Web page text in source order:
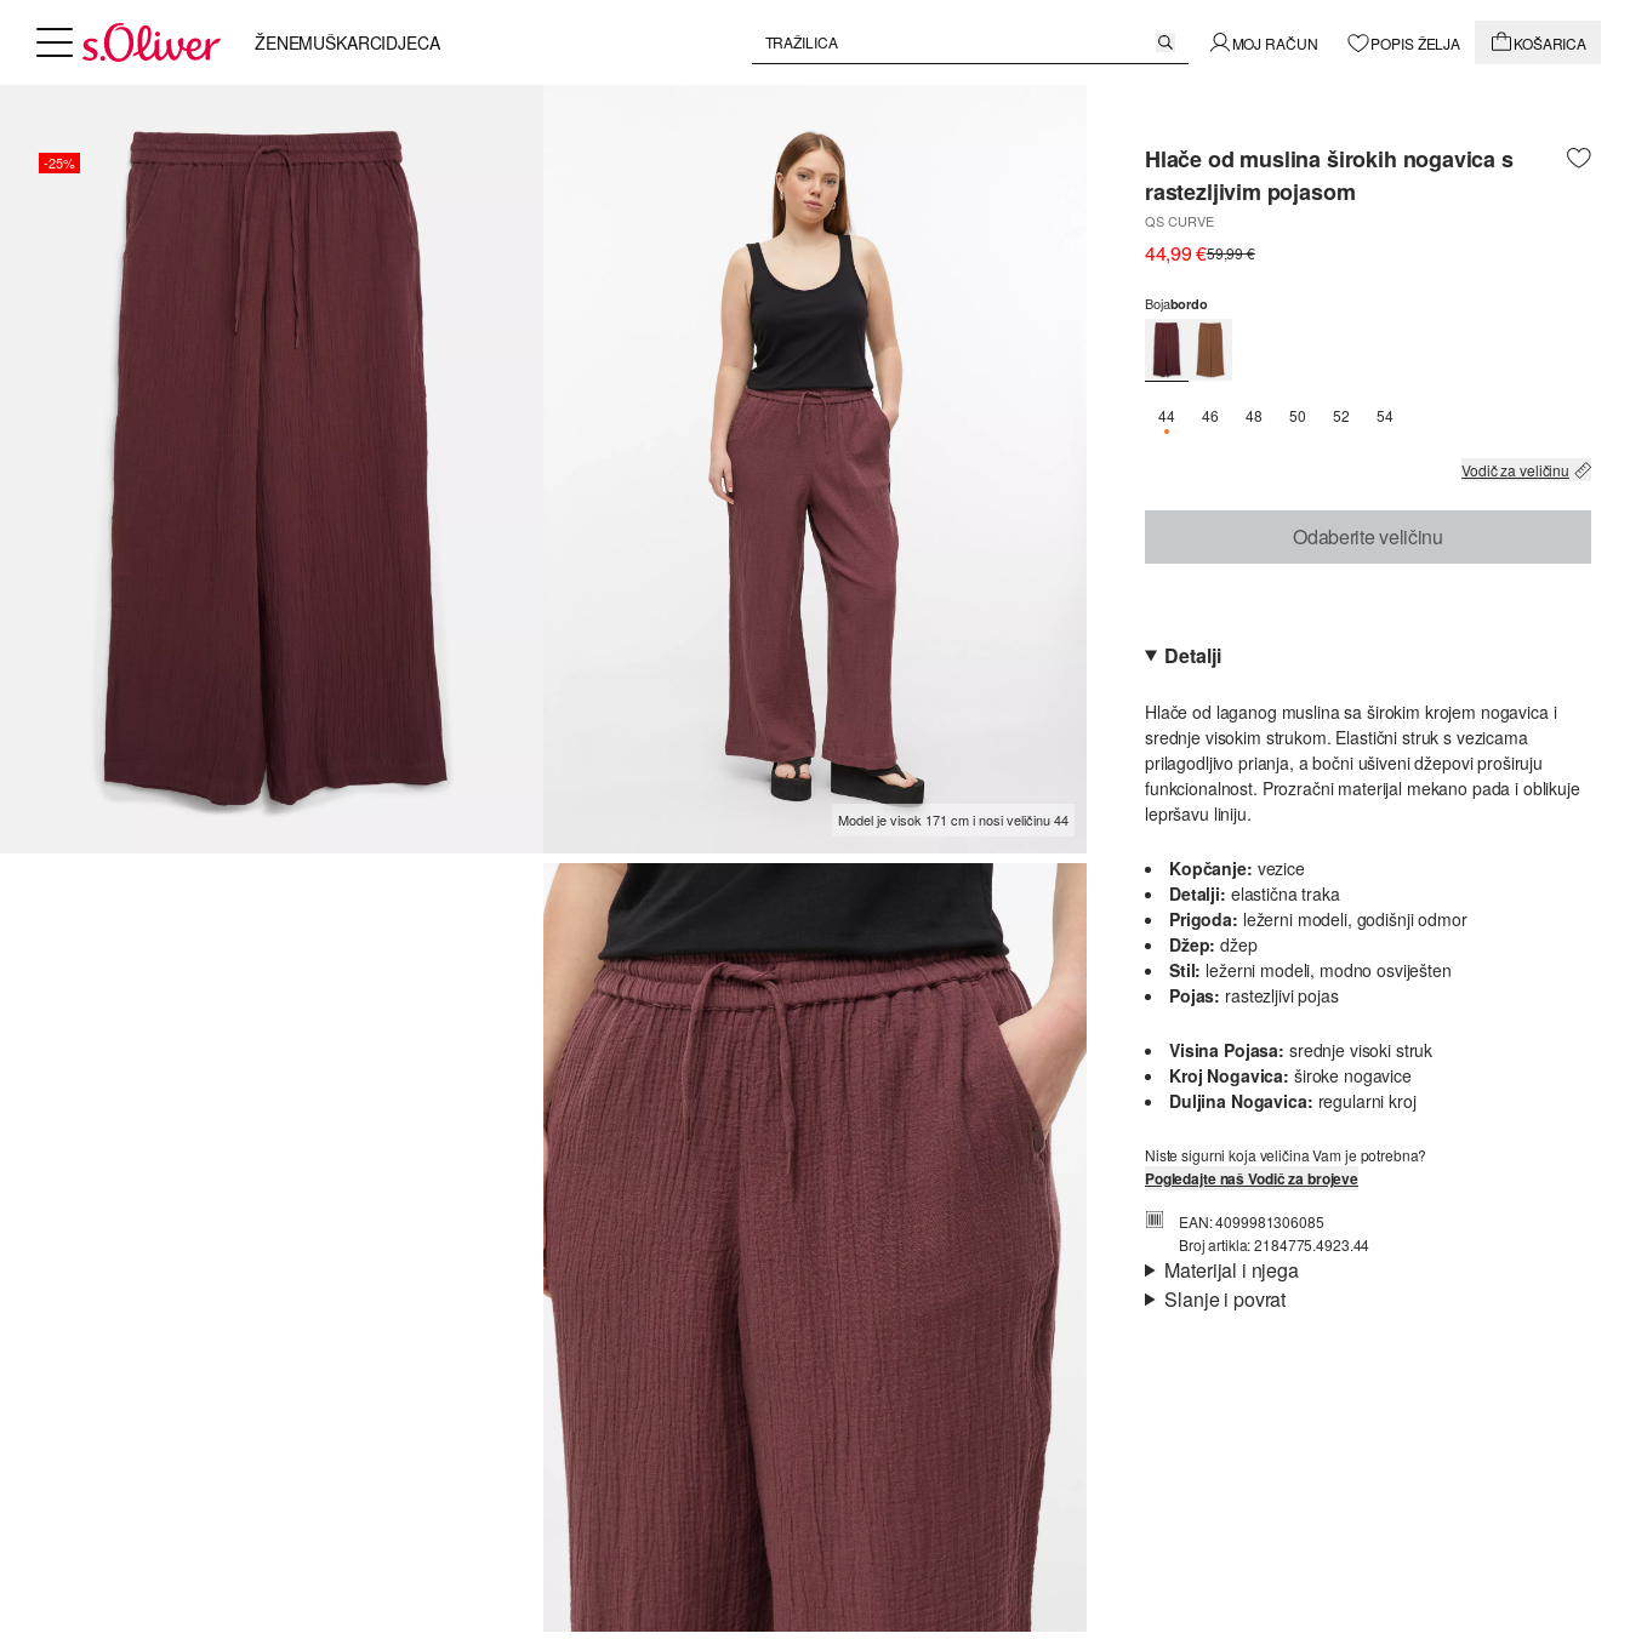
ŽENEMUŠKARCIDJECA MOJ RAČUN POPIS ŽELJA KOŠARICA
-25%
Model je visok 171 cm i nosi veličinu 44
Hlače od muslina širokih nogavica s
rastezljivim pojasom
QS CURVE
44,99 €59,99 €
Bojabordo
44DOSTUPNO SAMO 2
46 48 50 52 54
Vodič za veličinu
Odaberite veličinu
Detalji
Hlače od laganog muslina sa širokim krojem nogavica i
srednje visokim strukom. Elastični struk s vezicama
prilagodljivo prianja, a bočni ušiveni džepovi proširuju
funkcionalnost. Prozračni materijal mekano pada i oblikuje
lepršavu liniju.
Kopčanje: vezice
Detalji: elastična traka
Prigoda: ležerni modeli, godišnji odmor
Džep: džep
Stil: ležerni modeli, modno osviješten
Pojas: rastezljivi pojas
Visina Pojasa: srednje visoki struk
Kroj Nogavica: široke nogavice
Duljina Nogavica: regularni kroj
Niste sigurni koja veličina Vam je potrebna?
Pogledajte naš Vodič za brojeve
EAN: 4099981306085
Broj artikla: 2184775.4923.44
Materijal i njega
Slanje i povrat